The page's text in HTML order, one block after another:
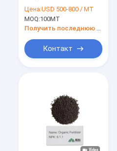
удобрения
органические
растения для
садов
Цена:USD 500-800 / MT
MOQ:100MT
Контакт